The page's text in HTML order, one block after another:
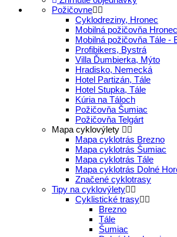
Požičovne
Cyklodreziny, Hronec
Mobilná požičovňa Hronec
Mobilná požičovňa Tále -
Profibikers, Bystrá
Villa Ďumbierka, Mýto
Hradisko, Nemecká
Hotel Partizán, Tále
Hotel Stupka, Tále
Kúria na Táloch
Požičovňa Šumiac
Požičovňa Telgárt
Mapa cyklovýlety
Mapa cyklotrás Brezno
Mapa cyklotrás Šumiac
Mapa cyklotrás Tále
Mapa cyklotrás Dolné
Značené cyklotrasy
Tipy na cyklovýlety
Cyklistické trasy
Brezno
Tále
Šumiac